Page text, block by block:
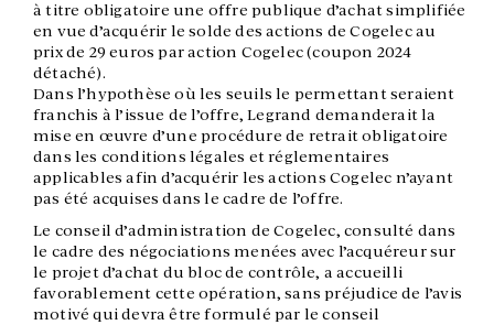
à titre obligatoire une offre publique d’achat simplifiée
en vue d’acquérir le solde des actions de Cogelec au
prix de 29 euros par action Cogelec (coupon 2024
détaché).
Dans l’hypothèse où les seuils le permettant seraient
franchis à l’issue de l’offre, Legrand demanderait la
mise en œuvre d’une procédure de retrait obligatoire
dans les conditions légales et réglementaires
applicables afin d’acquérir les actions Cogelec n’ayant
pas été acquises dans le cadre de l’offre.
Le conseil d’administration de Cogelec, consulté dans
le cadre des négociations menées avec l’acquéreur sur
le projet d’achat du bloc de contrôle, a accueilli
favorablement cette opération, sans préjudice de l’avis
motivé qui devra être formulé par le conseil